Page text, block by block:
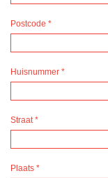
Postcode *
Huisnummer *
Straat*
Plaats *